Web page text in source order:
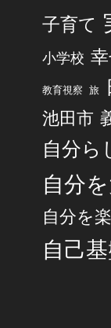
子育て
小学校
教育視察 旅
池田市
自分ら
自分
自分を
自己